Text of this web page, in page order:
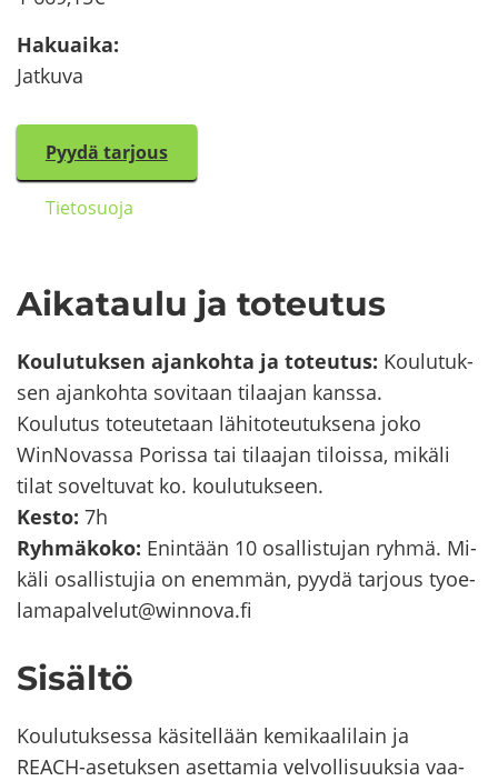
Ha­kuai­ka:
Jat­ku­va
Pyydä tar­jous
Tie­to­suo­ja
Ai­ka­tau­lu ja to­teu­tus
Kou­lu­tuk­sen ajan­koh­ta ja to­teu­tus: Kou­lu­tuk­
sen ajan­koh­ta so­vi­taan ti­laa­jan kans­sa.
Kou­lu­tus to­teu­te­taan lä­hi­to­teu­tuk­se­na joko
WinNovassa Po­ris­sa tai ti­laa­jan ti­lois­sa, mi­kä­li
tilat so­vel­tu­vat ko. kou­lu­tuk­seen.
Kesto: 7h
Ryh­mä­ko­ko: Enin­tään 10 osal­lis­tu­jan ryhmä. Mi­
kä­li osal­lis­tu­jia on enem­män, pyydä tar­jous ty­oe­
la­ma­pal­ve­lut@winnova.fi
Si­säl­tö
Kou­lu­tuk­ses­sa kä­si­tel­lään ke­mi­kaa­li­lain ja
REACH-​asetuksen aset­ta­mia vel­vol­li­suuk­sia vaa­